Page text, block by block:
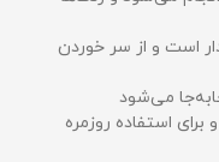
است و از سر خوردن
می‌شود
استفاده روزمره